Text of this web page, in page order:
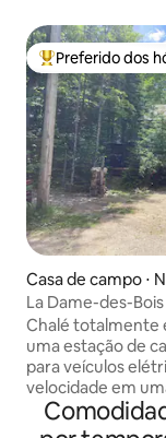
Entre os
Preferido dos
Casa de campo ⋅
e-des-Bois
La Dame-des-
Maison CITQ
Quebec) 306412
Chalé totalmente
uma estação de
para veículos
velocidade em
relaxamento
e aproveitando a